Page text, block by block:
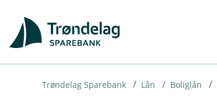
Trøndelag Sparebank Lån Boliglån